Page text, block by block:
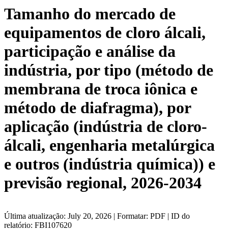
Tamanho do mercado de
equipamentos de cloro álcali,
participação e análise da
indústria, por tipo (método de
membrana de troca iônica e
método de diafragma), por
aplicação (indústria de cloro-
álcali, engenharia metalúrgica
e outros (indústria química)) e
previsão regional, 2026-2034
Última atualização: July 20, 2026 | Formatar: PDF | ID do
relatório: FBI107620